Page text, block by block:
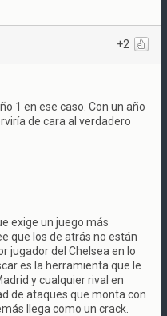
+2
1 en ese caso. Con un año
de cara al verdadero
exige un juego más
que los de atrás no están
jugador del Chelsea en lo
es la herramienta que le
y cualquier rival en
de ataques que monta con
llega como un crack.